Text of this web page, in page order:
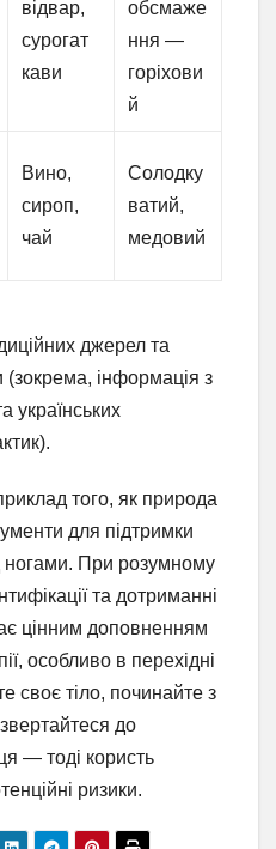
відвар,
сурогат
кави
обсмаже
ння —
горіхови
й
Вино,
сироп,
чай
Солодку
ватий,
медовий
джерел та
(зокрема, інформація з
українських
того, як природа
для підтримки
ногами. При розумному
та дотриманні
цінним доповненням
особливо в перехідні
своє тіло, починайте з
до
— тоді користь
ризики.